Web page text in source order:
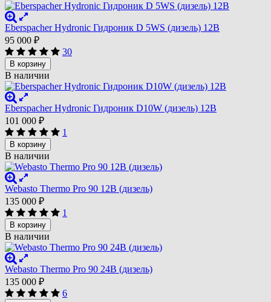
Eberspacher Hydronic Гидроник D 5WS (дизель) 12В
95 000 ₽
30
В корзину
В наличии
Eberspacher Hydronic Гидроник D10W (дизель) 12В
101 000 ₽
1
В корзину
В наличии
Webasto Thermo Pro 90 12В (дизель)
135 000 ₽
1
В корзину
В наличии
Webasto Thermo Pro 90 24В (дизель)
135 000 ₽
6